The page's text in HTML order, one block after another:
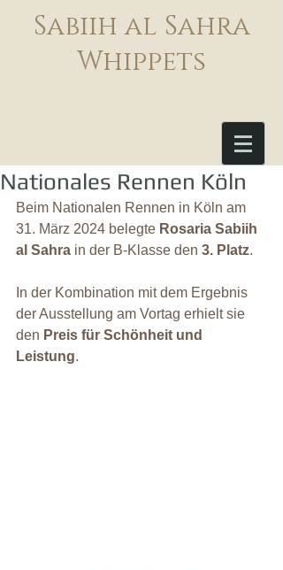
Sabiih al Sahra
Whippets
Nationales Rennen Köln
Beim Nationalen Rennen in Köln am
31. März 2024 belegte Rosaria Sabiih
al Sahra in der B-Klasse den 3. Platz.
In der Kombination mit dem Ergebnis
der Ausstellung am Vortag erhielt sie
den Preis für Schönheit und
Leistung.